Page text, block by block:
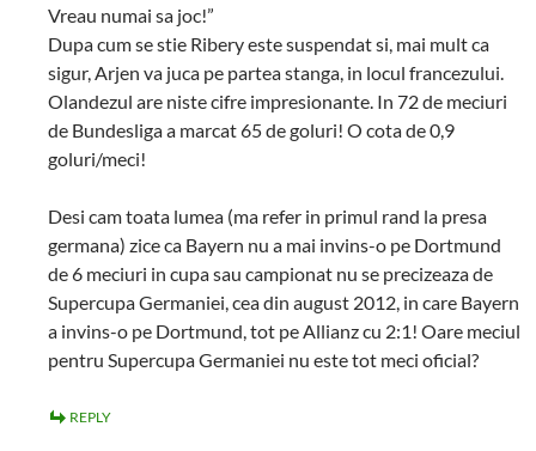
Vreau numai sa joc!”
Dupa cum se stie Ribery este suspendat si, mai mult ca
sigur, Arjen va juca pe partea stanga, in locul francezului.
Olandezul are niste cifre impresionante. In 72 de meciuri
de Bundesliga a marcat 65 de goluri! O cota de 0,9
goluri/meci!
Desi cam toata lumea (ma refer in primul rand la presa
germana) zice ca Bayern nu a mai invins-o pe Dortmund
de 6 meciuri in cupa sau campionat nu se precizeaza de
Supercupa Germaniei, cea din august 2012, in care Bayern
a invins-o pe Dortmund, tot pe Allianz cu 2:1! Oare meciul
pentru Supercupa Germaniei nu este tot meci oficial?
REPLY